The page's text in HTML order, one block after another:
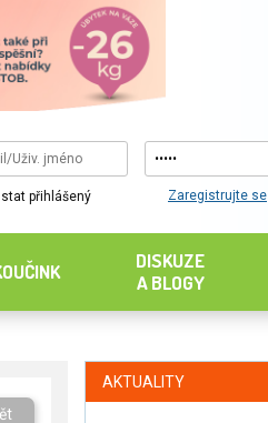
přihlášený Zaregistrujte se
DISKUZE
A BLOGY
AKTUALITY